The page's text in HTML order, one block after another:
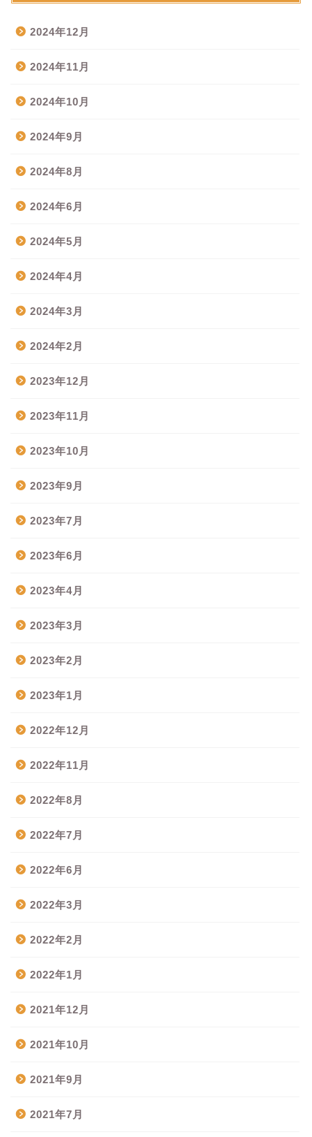
2024年12月
2024年11月
2024年10月
2024年9月
2024年8月
2024年6月
2024年5月
2024年4月
2024年3月
2024年2月
2023年12月
2023年11月
2023年10月
2023年9月
2023年7月
2023年6月
2023年4月
2023年3月
2023年2月
2023年1月
2022年12月
2022年11月
2022年8月
2022年7月
2022年6月
2022年3月
2022年2月
2022年1月
2021年12月
2021年10月
2021年9月
2021年7月